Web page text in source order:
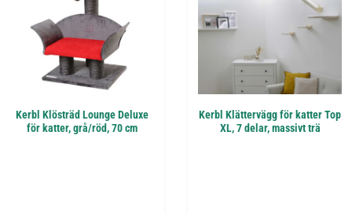
Kerbl Klösträd Lounge Deluxe
för katter, grå/röd, 70 cm
Kerbl Klättervägg för katter Top
XL, 7 delar, massivt trä